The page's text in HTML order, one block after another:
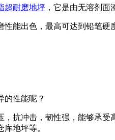
超耐磨地坪 ，它是由无溶剂
能出色，最高可达到铅笔
的性能呢？
，抗冲击，韧性强，能够承
地坪等。